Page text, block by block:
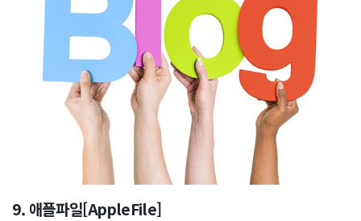
9. 애플파일[AppleFile]